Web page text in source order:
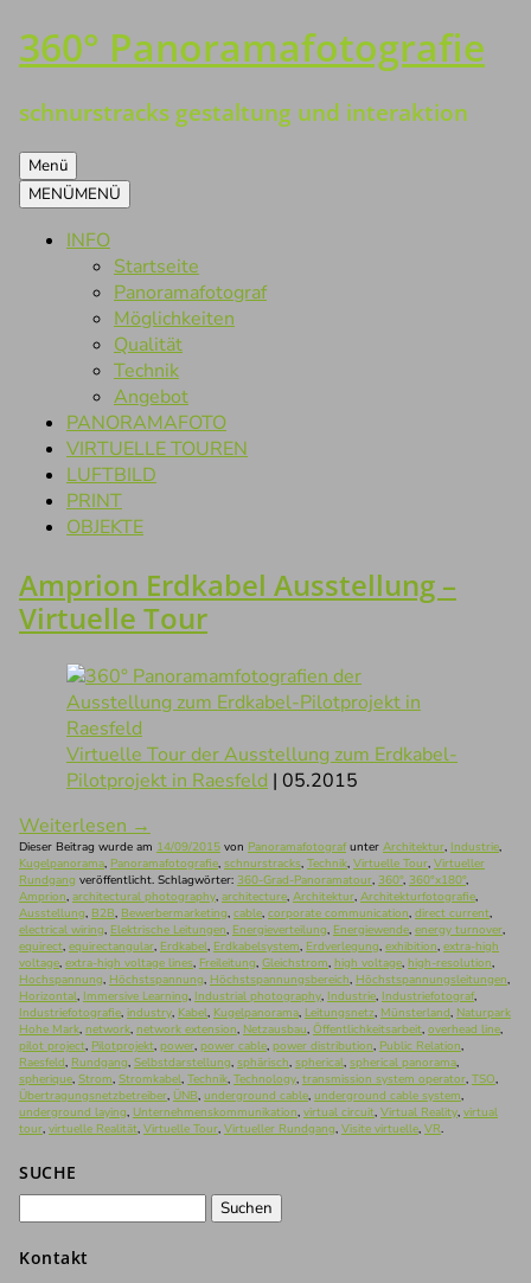
Zum
Inhalt
360° Panoramafotografie
schnurstracks gestaltung und interaktion
Menü
MENÜMENÜ
INFO
Startseite
Panoramafotograf
Möglichkeiten
Qualität
Technik
Angebot
PANORAMAFOTO
VIRTUELLE TOUREN
LUFTBILD
PRINT
OBJEKTE
Amprion Erdkabel Ausstellung –
Virtuelle Tour
Virtuelle Tour der Ausstellung zum Erdkabel-
Pilotprojekt in Raesfeld | 05.2015
Weiterlesen →
Dieser Beitrag wurde am 14/09/2015 von Panoramafotografunter Architektur, Industrie,
Kugelpanorama, Panoramafotografie, schnurstracks, Technik, Virtuelle Tour, Virtueller
Rundgang veröffentlicht. Schlagwörter: 360-Grad-Panoramatour, 360°, 360°x180°,
Amprion, architectural photography, architecture, Architektur, Architekturfotografie,
Ausstellung, B2B, Bewerbermarketing, cable, corporate communication, direct current,
electrical wiring, Elektrische Leitungen, Energieverteilung, Energiewende, energy turnover,
equirect, equirectangular, Erdkabel, Erdkabelsystem, Erdverlegung, exhibition, extra-high
voltage, extra-high voltage lines, Freileitung, Gleichstrom, high voltage, high-resolution,
Hochspannung, Höchstspannung, Höchstspannungsbereich, Höchstspannungsleitungen,
Horizontal, Immersive Learning, Industrial photography, Industrie, Industriefotograf,
Industriefotografie, industry, Kabel, Kugelpanorama, Leitungsnetz, Münsterland, Naturpark
Hohe Mark, network, network extension, Netzausbau, Öffentlichkeitsarbeit, overhead line,
pilot project, Pilotprojekt, power, power cable, power distribution, Public Relation,
Raesfeld, Rundgang, Selbstdarstellung, sphärisch, spherical, spherical panorama,
spherique, Strom, Stromkabel, Technik, Technology, transmission system operator, TSO,
Übertragungsnetzbetreiber, ÜNB, underground cable, underground cable system,
underground laying, Unternehmenskommunikation, virtual circuit, Virtual Reality, virtual
tour, virtuelle Realität, Virtuelle Tour, Virtueller Rundgang, Visite virtuelle, VR.
SUCHE
Kontakt